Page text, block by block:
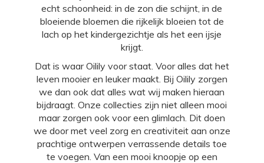
echt schoonheid: in de zon die schijnt, in de
bloeiende bloemen die rijkelijk bloeien tot de
lach op het kindergezichtje als het een ijsje
krijgt.
Dat is waar Oilily voor staat. Voor alles dat het
leven mooier en leuker maakt. Bij Oilily zorgen
we dan ook dat alles wat wij maken hieraan
bijdraagt. Onze collecties zijn niet alleen mooi
maar zorgen ook voor een glimlach. Dit doen
we door met veel zorg en creativiteit aan onze
prachtige ontwerpen verrassende details toe
te voegen. Van een mooi knoopje op een